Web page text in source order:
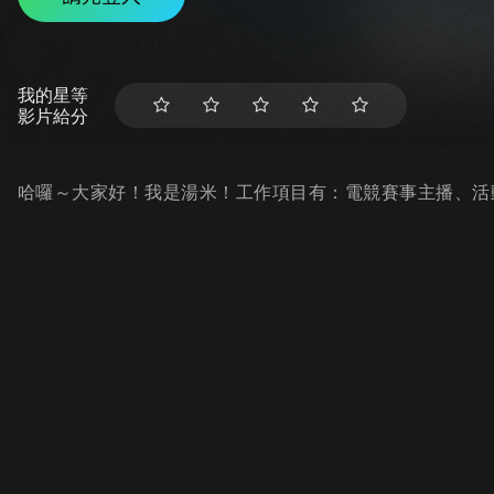
我的星等
影片給分
哈囉～大家好！我是湯米！工作項目有：電競賽事主播、